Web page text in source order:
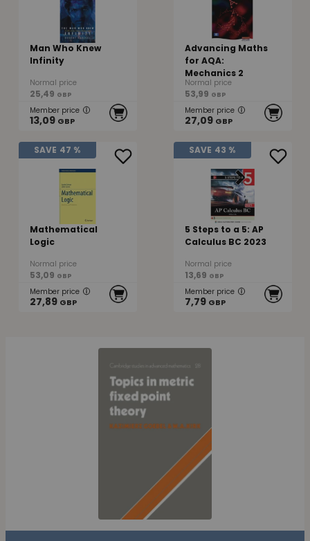
Man Who Knew
Infinity
Normal price
25,49 GBP
Member price
13,09 GBP
Advancing Maths
for AQA:
Mechanics 2
Normal price
53,99 GBP
Member price
27,09 GBP
SAVE 47 %
Mathematical
Logic
Normal price
53,09 GBP
Member price
27,89 GBP
SAVE 43 %
5 Steps to a 5: AP
Calculus BC 2023
Normal price
13,69 GBP
Member price
7,79 GBP